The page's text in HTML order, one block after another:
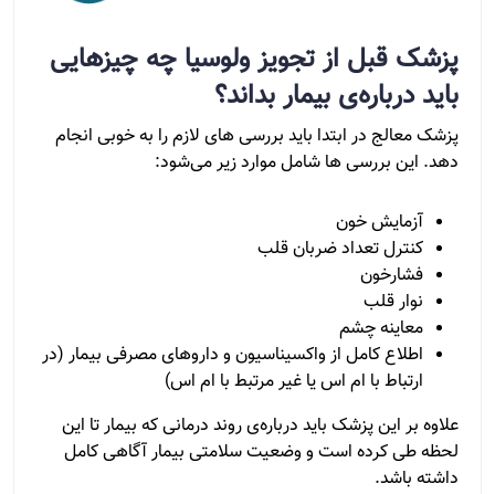
پزشک قبل از تجویز ولوسیا چه چیزهایی
باید درباره‌ی بیمار بداند؟
پزشک معالج در ابتدا باید بررسی های لازم را به خوبی انجام
دهد. این بررسی ها شامل موارد زیر می‌شود:
آزمایش خون
کنترل تعداد ضربان قلب
فشارخون
نوار قلب
معاینه چشم
اطلاع کامل از واکسیناسیون و داروهای مصرفی بیمار (در
ارتباط با ام اس یا غیر مرتبط با ام اس)
علاوه بر این پزشک باید درباره‌ی روند درمانی که بیمار تا این
لحظه طی کرده است و وضعیت سلامتی بیمار آگاهی کامل
داشته باشد.